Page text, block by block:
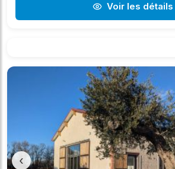
Voir les détails
‹